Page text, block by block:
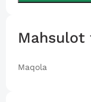
Mahsulot
Maqola